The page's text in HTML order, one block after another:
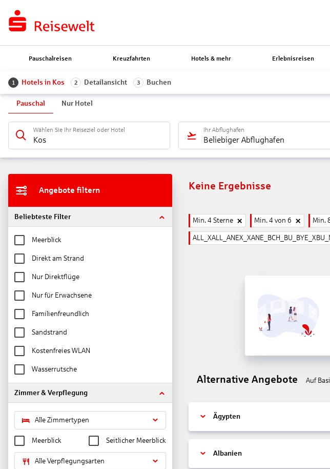
Pauschalreisen Kreuzfahrten Hotels & mehr Erlebnisreisen
1 Hotels in Kos 2 Detailansicht 3 Buchen
Pauschal Nur Hotel
Wählen Sie Ihr Reiseziel oder Hotel
Kos
Ihr Abflughafen
Beliebiger Abflughafen
Angebote filtern
Beliebteste Filter
Meerblick
Direkt am Strand
Nur Direktflüge
Nur für Erwachsene
Familienfreundlich
Sandstrand
Kostenfreies WLAN
Wasserrutsche
Zimmer & Verpflegung
Alle Zimmertypen
Meerblick Seitlicher Meerblick
Alle Verpflegungsarten
Keine Ergebnisse
Min. 4 Sterne Min. 4 von 6 Min.
Alternative Angebote Auf
Ägypten
Albanien